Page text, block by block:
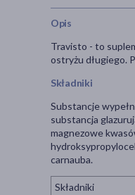
Opis
Travisto - to
ostryżu długiego.
Składniki
Substancje
substancja
magnezowe
carnauba.
Składniki